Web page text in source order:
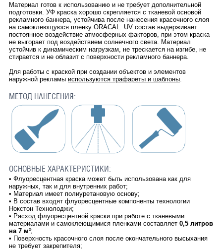
Материал готов к использованию и не требует дополнительной
подготовки. УФ краска хорошо скрепляется с тканевой основой
рекламного баннера, устойчива после нанесения красочного слоя
на самоклеющуюся пленку ORACAL. UV cостав выдерживает
постоянное воздействие атмосферных факторов, при этом краска
не выгорает под воздействием солнечного света. Материал
устойчив к динамическим нагрузкам, не трескается на изгибе, не
стирается и не облазит с поверхности рекламного баннера.
Для работы с краской при создании объектов и элементов
наружной рекламы используются трафареты и шаблоны.
МЕТОД НАНЕСЕНИЯ:
ОСНОВНЫЕ ХАРАКТЕРИСТИКИ:
• Флуоресцентная краска может быть использована как для
наружных, так и для внутренних работ;
• Материал имеет полиуретановую основу;
• В состав входят флуоресцентные компоненты технологии
Нокстон Технолоджи;
• Расход флуоресцентной краски при работе с тканевыми
материалами и самоклеющимися пленками составляет0,5 литров
на 7 м²;
• Поверхность красочного слоя после окончательного высыхания
не требует закрепителя;